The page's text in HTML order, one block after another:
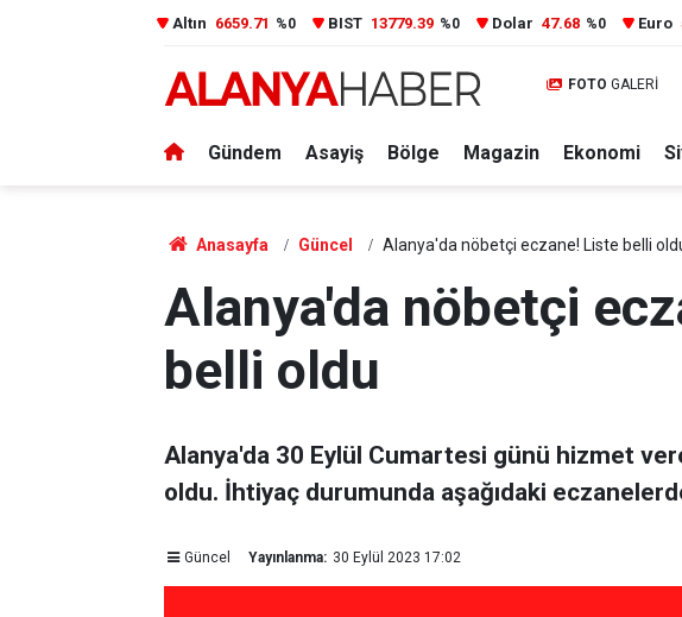
Altın 6659.71 %0 BIST 13779.39 %0 Dolar 47.68 %0 Euro
FOTO GALERİ
Gündem Asayiş Bölge Magazin Ekonomi
Anasayfa Güncel Alanya'da nöbetçi eczane! Liste belli
Alanya'da nöbetçi
belli oldu
Alanya'da 30 Eylül Cumartesi günü hizmet
oldu. İhtiyaç durumunda aşağıdaki
Güncel Yayınlanma: 30 Eylül 2023 17:02